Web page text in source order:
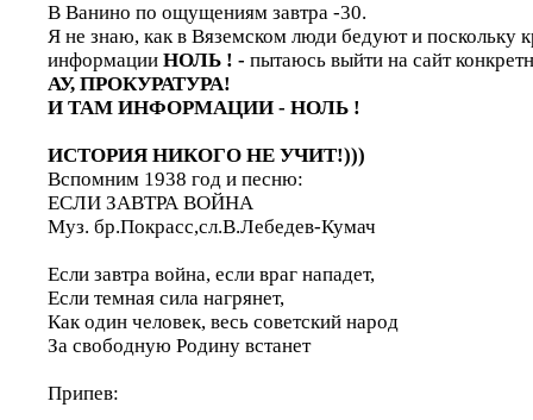
В Ванино по ощущениям завтра -30.
Я не знаю, как в Вяземском люди бедуют и поскольку
информации НОЛЬ ! - пытаюсь выйти на сайт
АУ, ПРОКУРАТУРА!
И ТАМ ИНФОРМАЦИИ - НОЛЬ !
ИСТОРИЯ НИКОГО НЕ УЧИТ!)))
Вспомним 1938 год и песню:
ЕСЛИ ЗАВТРА ВОЙНА
Муз. бр.Покрасс,сл.В.Лебедев-Кумач
Если завтра война, если враг нападет,
Если темная сила нагрянет,
Как один человек, весь советский народ
За свободную Родину встанет
Припев: